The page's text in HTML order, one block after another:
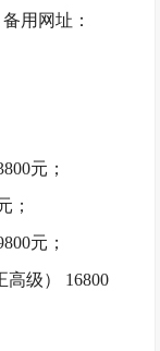
用网址：
元；
；
元；
级） 16800